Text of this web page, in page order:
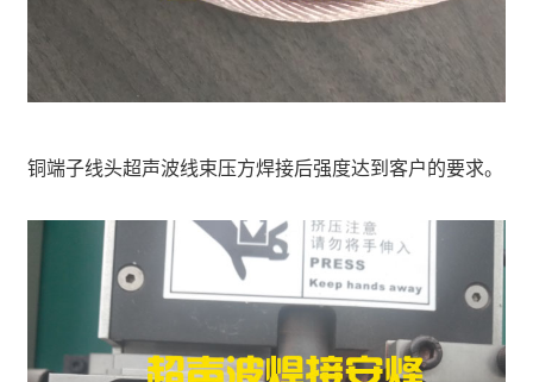
铜端子线头超声波线束压方焊接后强度达到客户的要求。